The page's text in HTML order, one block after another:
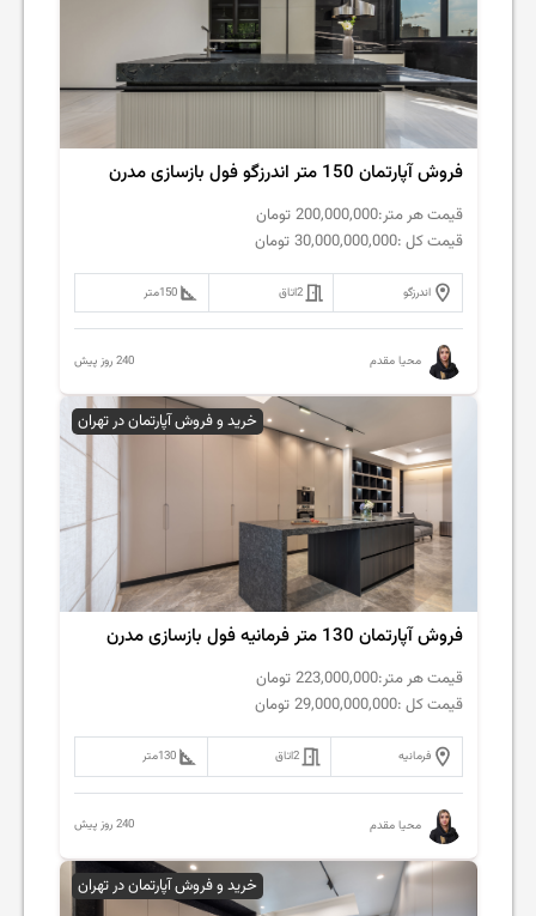
فروش‌ آپارتمان 150 متر اندرزگو فول بازسازی مدرن
قیمت هر متر:200,000,000 تومان
قیمت کل :30,000,000,000 تومان
اندرزگو 2اتاق 150متر
محیا مقدم 240 روز پیش
خرید و فروش آپارتمان در تهران
فروش‌ آپارتمان 130 متر فرمانیه فول بازسازی مدرن
قیمت هر متر:223,000,000 تومان
قیمت کل :29,000,000,000 تومان
فرمانیه 2اتاق 130متر
محیا مقدم 240 روز پیش
خرید و فروش آپارتمان در تهران